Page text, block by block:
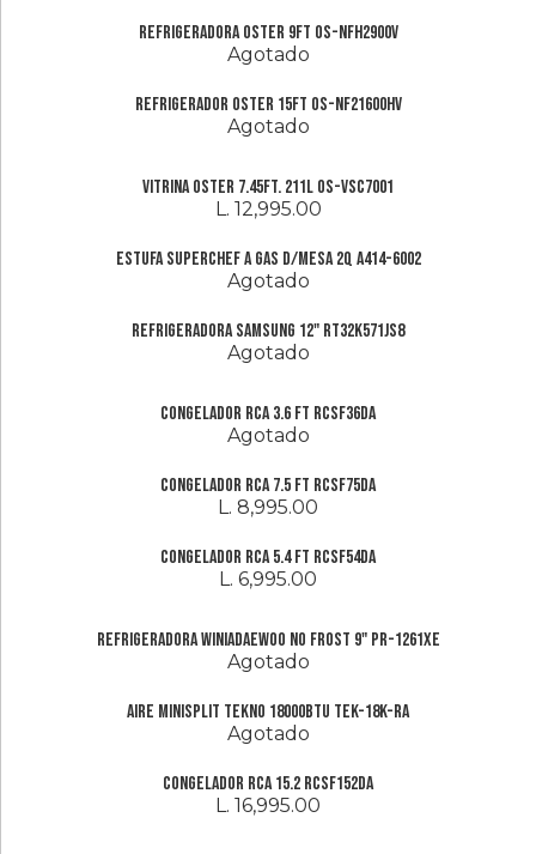
Refrigeradora Oster 9Ft OS-NFH2900V
Agotado
Refrigerador Oster 15Ft OS-NF21600HV
Agotado
Vitrina Oster 7.45Ft. 211L OS-VSC7001
L. 12,995.00
Estufa Superchef a Gas D/Mesa 2Q A414-6002
Agotado
Refrigeradora Samsung 12" RT32K571JS8
Agotado
Congelador RCA 3.6 ft RCSF36DA
Agotado
Congelador RCA 7.5 ft RCSF75DA
L. 8,995.00
Congelador RCA 5.4 ft RCSF54DA
L. 6,995.00
Refrigeradora Winiadaewoo No Frost 9" PR-1261XE
Agotado
Aire Minisplit Tekno 18000BTU TEK-18K-RA
Agotado
Congelador RCA 15.2 RCSF152DA
L. 16,995.00